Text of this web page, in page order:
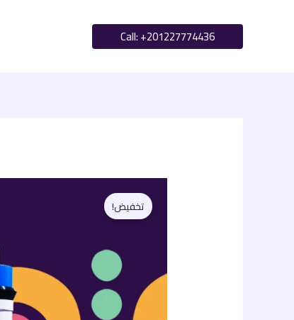
Call: ‪+201227774436‬
تخفيض!
كمية
شمعة
–
شمعة